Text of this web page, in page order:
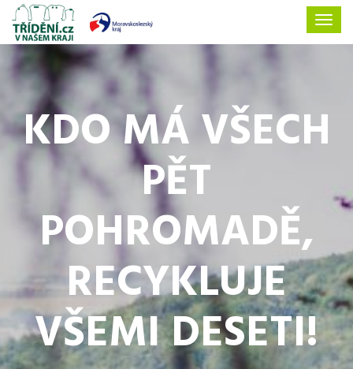
KDO MÁ VŠECH
PĚT
POHROMADĚ,
RECYKLUJE
VŠEMI DESETI!